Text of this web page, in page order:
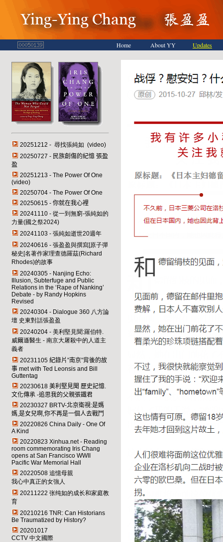
Home About YY Updates
20251212 - 尋找張純如 (video)
20250727 - 民族創傷的紀憶 張盈
盈
20251213 - The Power Of One
(video)
20250704 - The Power Of One
20250615 - 你就在我心裡
20241110 - 從一到無窮-張純如的
力量(國之祭2024)
20241103 - 張純如逝世20週年
20240616 - 張盈盈與撰寫[原子彈
秘史[名著作家理查德羅茲(Richard
Rhodes)的故事
20240305 - Nanjing Echo:
Illusion, Subterfuge and Public
Relations in the ‘Rape of Nanking’
Debate - by Randy Hopkins
Revised
20240304 - Dialogue 360 八方論
壇 史東對話張盈盈
20240204 - 美利堅見聞:羅伯特.
威爾遜醫生 - 南京大屠殺中的人道主
義者
20231105 紀錄片”南京”背後的故
事 met with Ted Leonsis and Bill
Guttentag
20230618 美利堅見聞 歷史記憶.
文化傳承 -追思我的父親張鐵君
20230327 BRTV-北京衛視:是媽
媽,是女兒啊,你不再是一個人去戰鬥
20220826 China Daily - One Of
A Kind
20220823 Xinhua.net - Reading
room commemorating Iris Chang
opens at San Francisco WWII
Pacific War Memorial Hall
20220508 追憶母親
我心中真正的女強人
20211222 张纯如的成长和家庭教
育
20210216 TNR: Can Historians
Be Traumatized by History?
20201017
CCTV 中文國際